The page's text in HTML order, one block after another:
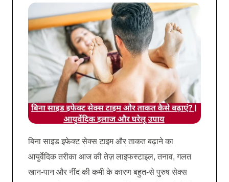
बिना साइड इफेक्ट सेक्स टाइम और ताकत बढ़ाने का
आयुर्वेदिक तरीका आज की तेज़ लाइफस्टाइल, तनाव, गलत
खान-पान और नींद की कमी के कारण बहुत-से पुरुष सेक्स